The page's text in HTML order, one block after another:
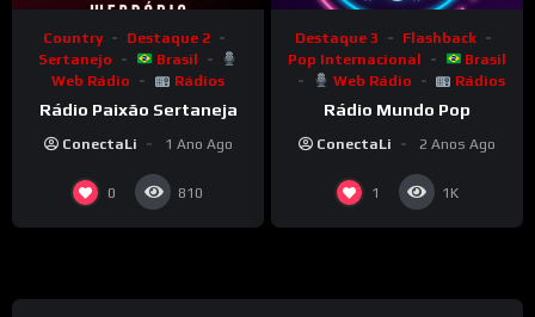
Country
Destaque 2
Sertanejo
Brasil
Web Rádio
Rádios
Rádio Paixão Sertaneja
ConectaLi 1 Ano Ago
0 810
Destaque 3
Flashback
Pop Internacional
Brasil
Web Rádio
Rádios
Rádio Mundo Pop
ConectaLi 2 Anos Ago
1 1K